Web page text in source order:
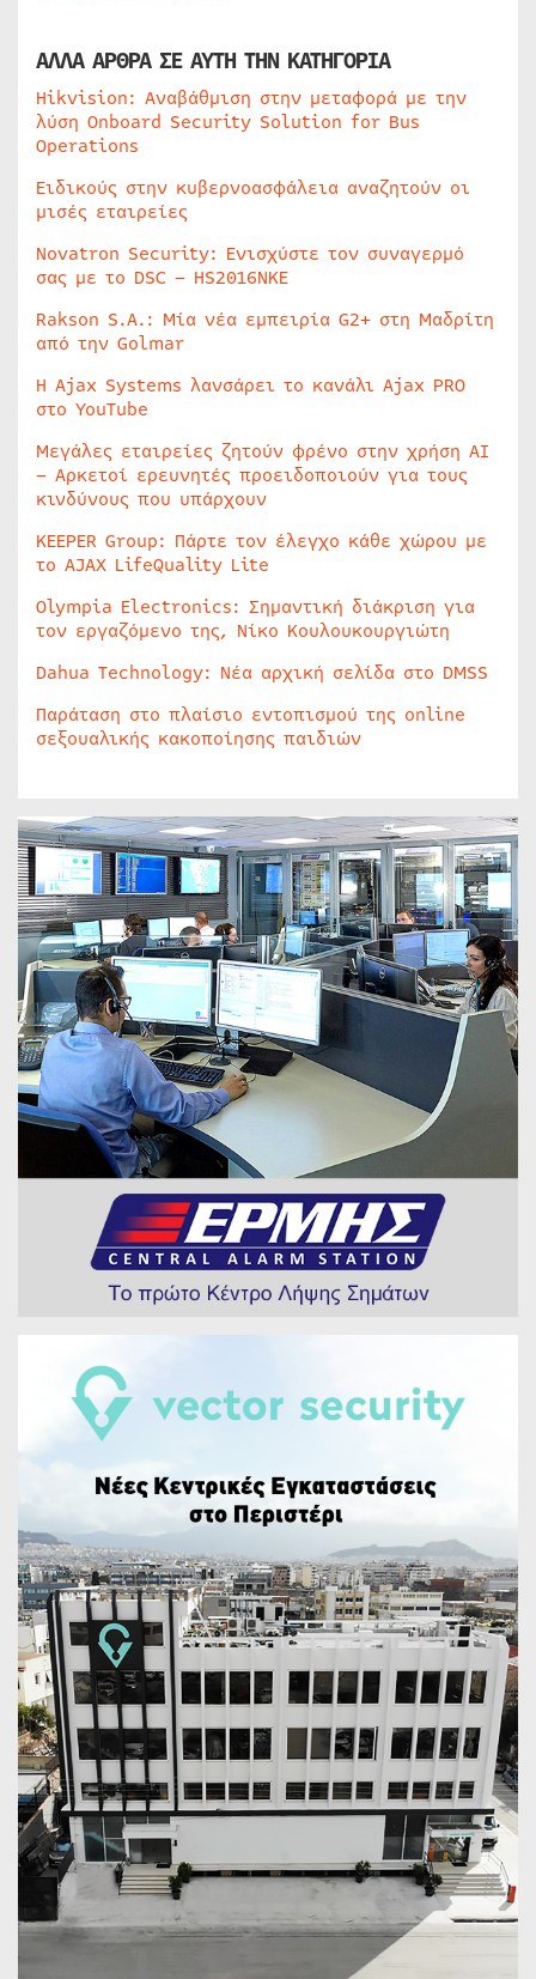
ΑΛΛΑ ΑΡΘΡΑ ΣΕ ΑΥΤΗ ΤΗΝ ΚΑΤΗΓΟΡΙΑ
Hikvision: Αναβάθμιση στην μεταφορά με την
λύση Onboard Security Solution for Bus
Operations
Ειδικούς στην κυβερνοασφάλεια αναζητούν οι
μισές εταιρείες
Novatron Security: Ενισχύστε τον συναγερμό
σας με το DSC – HS2016NKE
Rakson S.A.: Μία νέα εμπειρία G2+ στη Μαδρίτη
από την Golmar
Η Ajax Systems λανσάρει το κανάλι Ajax PRO
στο YouTube
Μεγάλες εταιρείες ζητούν φρένο στην χρήση AI
– Αρκετοί ερευνητές προειδοποιούν για τους
κινδύνους που υπάρχουν
KEEPER Group: Πάρτε τον έλεγχο κάθε χώρου με
το AJAX LifeQuality Lite
Olympia Electronics: Σημαντική διάκριση για
τον εργαζόμενο της, Νίκο Κουλουκουργιώτη
Dahua Technology: Νέα αρχική σελίδα στο DMSS
Παράταση στο πλαίσιο εντοπισμού της online
σεξουαλικής κακοποίησης παιδιών